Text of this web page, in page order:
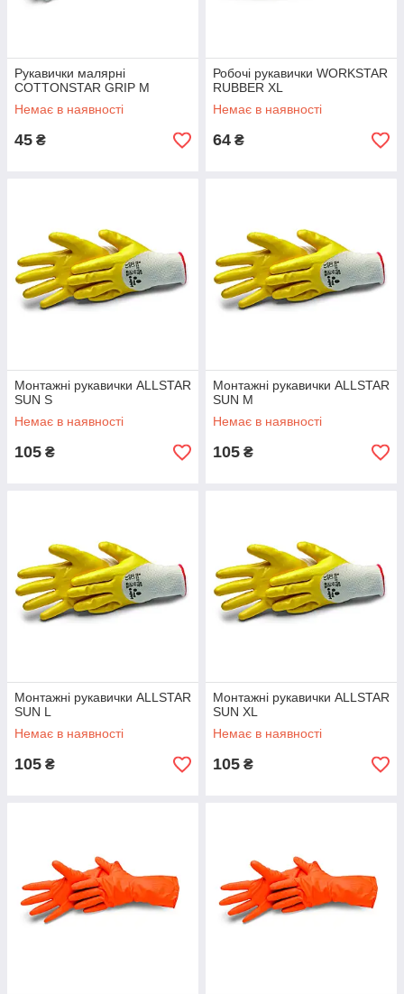
Рукавички малярні
COTTONSTAR GRIP M
Немає в наявності
45 ₴
Робочі рукавички WORKSTAR
RUBBER XL
Немає в наявності
64 ₴
Монтажні рукавички ALLSTAR
SUN S
Немає в наявності
105 ₴
Монтажні рукавички ALLSTAR
SUN М
Немає в наявності
105 ₴
Монтажні рукавички ALLSTAR
SUN L
Немає в наявності
105 ₴
Монтажні рукавички ALLSTAR
SUN XL
Немає в наявності
105 ₴